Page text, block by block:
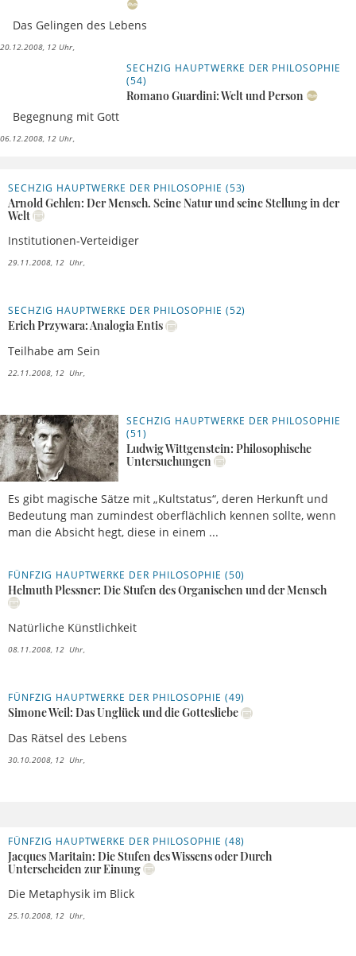
Das Gelingen des Lebens
20.12.2008, 12 Uhr
SECHZIG HAUPTWERKE DER PHILOSOPHIE
(54)
Romano Guardini: Welt und Person
Begegnung mit Gott
06.12.2008, 12 Uhr
SECHZIG HAUPTWERKE DER PHILOSOPHIE (53)
Arnold Gehlen: Der Mensch. Seine Natur und seine Stellung in der
Welt
Institutionen-Verteidiger
29.11.2008, 12 Uhr
SECHZIG HAUPTWERKE DER PHILOSOPHIE (52)
Erich Przywara: Analogia Entis
Teilhabe am Sein
22.11.2008, 12 Uhr
SECHZIG HAUPTWERKE DER PHILOSOPHIE
(51)
Ludwig Wittgenstein: Philosophische
Untersuchungen
Es gibt magische Sätze mit „Kultstatus“, deren Herkunft und
Bedeutung man zumindest oberflächlich kennen sollte, wenn
man die Absicht hegt, diese in einem ...
15.11.2008, 12 Uhr
FÜNFZIG HAUPTWERKE DER PHILOSOPHIE (50)
Helmuth Plessner: Die Stufen des Organischen und der Mensch
Natürliche Künstlichkeit
08.11.2008, 12 Uhr
FÜNFZIG HAUPTWERKE DER PHILOSOPHIE (49)
Simone Weil: Das Unglück und die Gottesliebe
Das Rätsel des Lebens
30.10.2008, 12 Uhr
FÜNFZIG HAUPTWERKE DER PHILOSOPHIE (48)
Jacques Maritain: Die Stufen des Wissens oder Durch
Unterscheiden zur Einung
Die Metaphysik im Blick
25.10.2008, 12 Uhr